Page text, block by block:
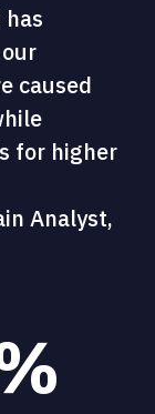
caused
for higher
Analyst,